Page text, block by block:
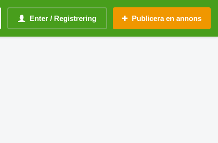
Enter / Registrering Publicera en annons